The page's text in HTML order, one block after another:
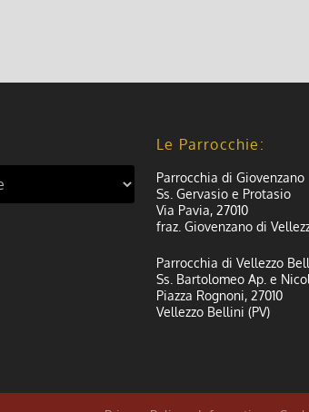
Le Parrocchie:
Parrocchia di Giovenzano
Ss. Gervasio e Protasio
Via Pavia, 27010
fraz. Giovenzano di
Parrocchia di Vellezzo
Ss. Bartolomeo Ap. e
Piazza Rognoni, 27010
Vellezzo Bellini (PV)